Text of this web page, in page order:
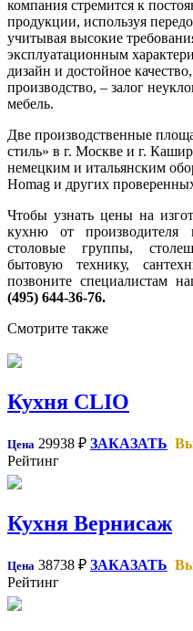
компания стремится к
продукции, используя
учитывая высокие
эксплуатационным
дизайн и достойное
производство, – залог
мебель.
Две производственные
стиль» в г. Москве и г.
немецким и итальянским
Homag и других
Чтобы узнать цены на
кухню от
столовые группы,
бытовую технику,
позвоните специалистам
(495) 644-36-76.
Смотрите также
Кухня CLIO
Цена 29938 ₽ ЗАКАЗАТЬ
Рейтинг
Кухня Вернисаж
Цена 38738 ₽ ЗАКАЗАТЬ
Рейтинг